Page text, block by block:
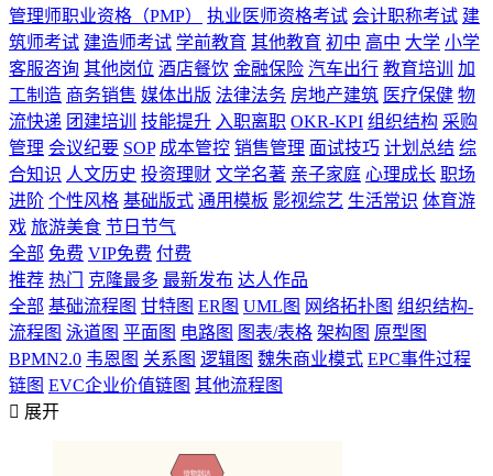
管理师职业资格（PMP）
执业医师资格考试 会计职称考试 建
筑师考试 建造师考试 学前教育 其他教育 初中 高中 大学 小学
客服咨询 其他岗位 酒店餐饮 金融保险 汽车出行 教育培训
加
工制造 商务销售 媒体出版 法律法务 房地产建筑 医疗保健 物
流快递 团建培训 技能提升 入职离职 OKR-KPI 组织结构 采购
管理 会议纪要 SOP 成本管控 销售管理 面试技巧 计划总结 综
合知识 人文历史 投资理财 文学名著 亲子家庭 心理成长 职场
进阶 个性风格 基础版式 通用模板 影视综艺 生活常识 体育游
戏 旅游美食 节日节气
全部 免费 VIP免费 付费
推荐 热门 克隆最多 最新发布 达人作品
全部 基础流程图 甘特图 ER图 UML图 网络拓扑图 组织结构-
流程图 泳道图 平面图 电路图 图表/表格 架构图 原型图
BPMN2.0 韦恩图 关系图 逻辑图 魏朱商业模式 EPC事件过程
链图 EVC企业价值链图 其他流程图
 展开